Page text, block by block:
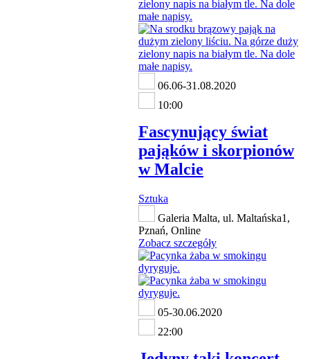
06.06-31.08.2020
10:00
Fascynujący świat
pająków i skorpionów
w Malcie
Sztuka
Galeria Malta, ul. Maltańska1,
Pznań, Online
Zobacz szczegóły
05-30.06.2020
22:00